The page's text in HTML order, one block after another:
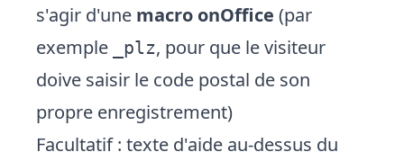
s'agir d'une macro onOffice (par
exemple
_plz, pour que le visiteur
doive saisir le code postal de son
propre enregistrement)
Facultatif : texte d'aide au-dessus du